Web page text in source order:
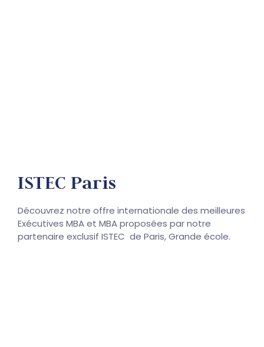
ISTEC Paris
Découvrez notre offre internationale des meilleures
Exécutives MBA et MBA proposées par notre
partenaire exclusif ISTEC de Paris, Grande école.